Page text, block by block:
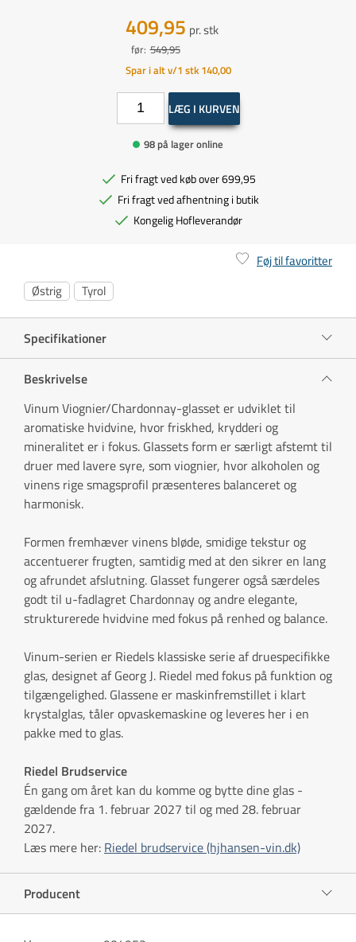
409,95 pr. stk
før: 549,95
Spar i alt v/1 stk 140,00
LÆG I KURVEN
98 på lager online
Fri fragt ved køb over 699,95
Fri fragt ved afhentning i butik
Kongelig Hofleverandør
Føj til favoritter
Østrig
Tyrol
Specifikationer
Beskrivelse
Vinum Viognier/Chardonnay-glasset er udviklet til
aromatiske hvidvine, hvor friskhed, krydderi og
mineralitet er i fokus. Glassets form er særligt afstemt til
druer med lavere syre, som viognier, hvor alkoholen og
vinens rige smagsprofil præsenteres balanceret og
harmonisk.
Formen fremhæver vinens bløde, smidige tekstur og
accentuerer frugten, samtidig med at den sikrer en lang
og afrundet afslutning. Glasset fungerer også særdeles
godt til u-fadlagret Chardonnay og andre elegante,
strukturerede hvidvine med fokus på renhed og balance.
Vinum-serien er Riedels klassiske serie af druespecifikke
glas, designet af Georg J. Riedel med fokus på funktion og
tilgængelighed. Glassene er maskinfremstillet i klart
krystalglas, tåler opvaskemaskine og leveres her i en
pakke med to glas.
Riedel Brudservice
Én gang om året kan du komme og bytte dine glas -
gældende fra 1. februar 2027 til og med 28. februar
2027.
Læs mere her: Riedel brudservice (hjhansen-vin.dk)
Producent